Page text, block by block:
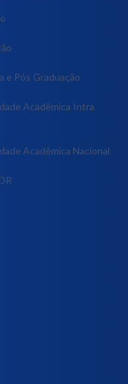
e Pós Graduação
Acadêmica Intra
Acadêmica Nacional